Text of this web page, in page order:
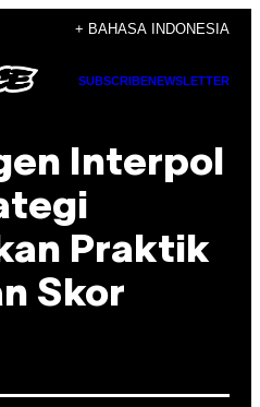
+ BAHASA INDONESIA
SUBSCRIBENEWSLETTER
Interpol
Praktik
Skor